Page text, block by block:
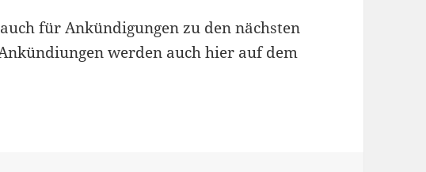
für Ankündigungen zu den nächsten
werden auch hier auf dem